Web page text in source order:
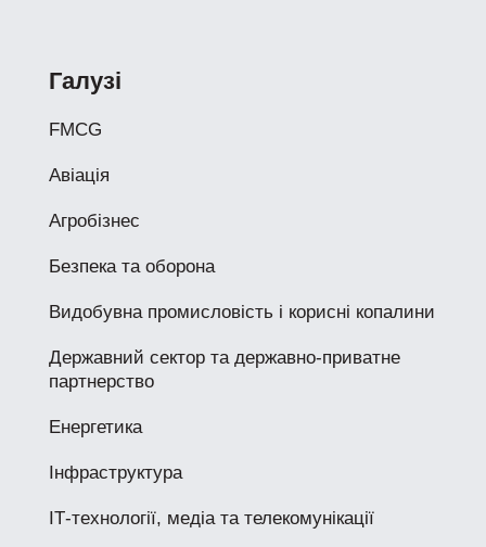
Галузі
FMCG
Авіація
Агробізнес
Безпека та оборона
Видобувна промисловість і корисні копалини
Державний сектор та державно-приватне
партнерство
Енергетика
Інфраструктура
ІТ-технології, медіа та телекомунікації